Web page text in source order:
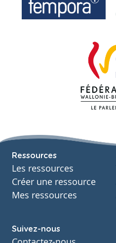
Ressources
Les ressources
Créer une ressource
Mes ressources
Suivez-nous